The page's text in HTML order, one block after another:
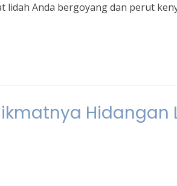
Anda bergoyang dan perut
Hidangan